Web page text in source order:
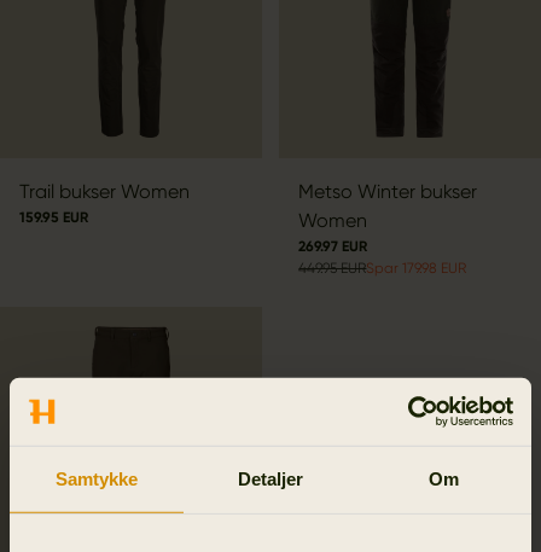
Samtykke Detaljer Om
Trail bukser Women
159.95 EUR
Metso Winter bukser
Women
269.97 EUR
449.95 EURSpar 179.98 EUR